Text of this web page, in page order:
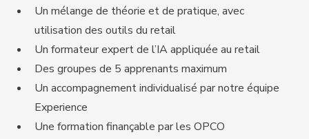
Un mélange de théorie et de pratique, avec
utilisation des outils du retail
Un formateur expert de l’IA appliquée au retail
Des groupes de 5 apprenants maximum
Un accompagnement individualisé par notre équipe
Experience
Une formation finançable par les OPCO